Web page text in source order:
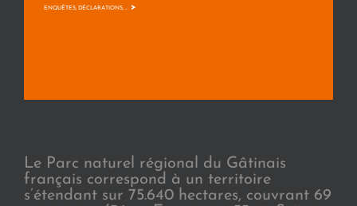
ENQUÊTES, DÉCLARATIONS, ... >
Le Parc naturel régional du Gâtinais
français correspond à un territoire
s’étendant sur 75.640 hectares, couvrant 69